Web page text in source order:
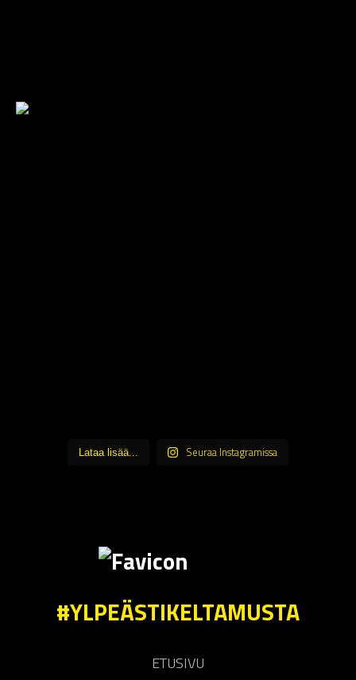
Lataa lisää... Seuraa Instagramissa
#YLPEÄSTIKELTAMUSTA
ETUSIVU